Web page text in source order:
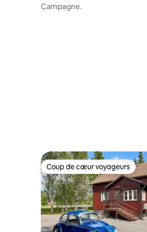
Campagne.
Coup de cœur voyageurs
Coup de cœur voyageurs